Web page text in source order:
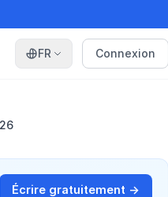
FR Connexion
Écrire gratuitement →